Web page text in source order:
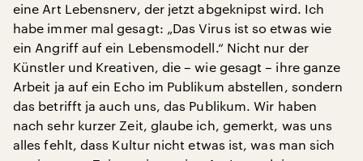
eine Art Lebensnerv, der jetzt abgeknipst wird. Ich
habe immer mal gesagt: „Das Virus ist so etwas wie
ein Angriff auf ein Lebensmodell.“ Nicht nur der
Künstler und Kreativen, die – wie gesagt – ihre ganze
Arbeit ja auf ein Echo im Publikum abstellen, sondern
das betrifft ja auch uns, das Publikum. Wir haben
nach sehr kurzer Zeit, glaube ich, gemerkt, was uns
alles fehlt, dass Kultur nicht etwas ist, was man sich